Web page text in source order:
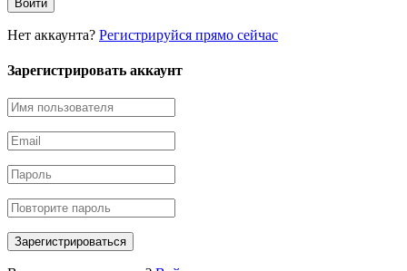
Нет аккаунта? Регистрируйся прямо сейчас
Зарегистрировать аккаунт